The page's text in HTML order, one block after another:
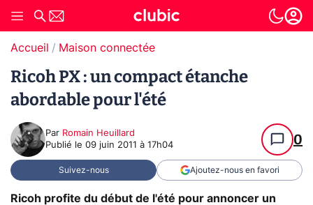
Accueil Maison connectée
Ricoh PX : un compact étanche
abordable pour l'été
Par Romain Heuillard
Publié le 09 juin 2011 à 17h04 0
Suivez-nous Ajoutez-nous en favori
Ricoh profite du début de l'été pour annoncer un